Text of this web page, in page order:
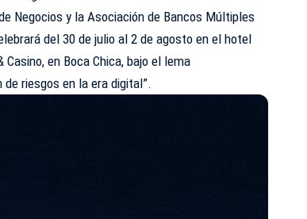
Negocios y la Asociación de Bancos Múltiples
del 30 de julio al 2 de agosto en el hotel
en Boca Chica, bajo el lema
riesgos en la era digital”.